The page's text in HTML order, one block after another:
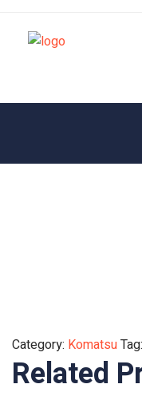
Category: KomatsuTag:
Related